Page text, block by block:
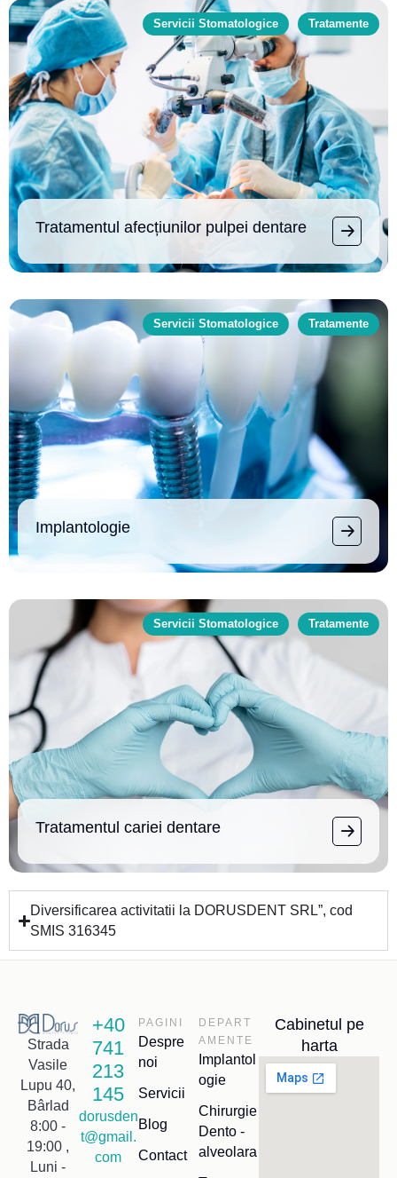
Servicii Stomatologice Tratamente
Tratamentul afecțiunilor pulpei dentare
Servicii Stomatologice Tratamente
Implantologie
Servicii Stomatologice Tratamente
Tratamentul cariei dentare
Diversificarea activitatii la DORUSDENT SRL”, cod
SMIS 316345
Strada
Vasile
Lupu 40,
Bârlad
8:00 -
19:00 ,
Luni -
+40
741
213
145
dorusden
t@gmail.
com
PAGINI
Despre
noi
Servicii
Blog
Contact
DEPART
AMENTE
Implantol
ogie
Chirurgie
Dento -
alveolara
Cabinetul pe
harta